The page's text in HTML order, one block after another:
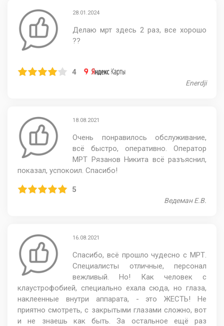
28.01.2024
Делаю мрт здесь 2 раз, все хорошо
??
4
Enerdji
18.08.2021
Очень понравилось обслуживание,
всё быстро, оперативно. Оператор
МРТ Рязанов Никита всё разъяснил,
показал, успокоил. Спасибо!
5
Ведеман Е.В.
16.08.2021
Спасибо, всё прошло чудесно с МРТ.
Специалисты отличные, персонал
вежливый. Но! Как человек с
клаустрофобией, специально ехала сюда, но глаза,
наклеенные внутри аппарата, - это ЖЕСТЬ! Не
приятно смотреть, с закрытыми глазами сложно, вот
и не знаешь как быть. За остальное ещё раз